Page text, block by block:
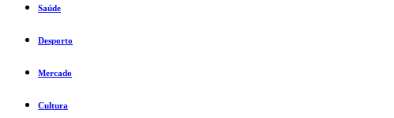
Saúde
Desporto
Mercado
Cultura